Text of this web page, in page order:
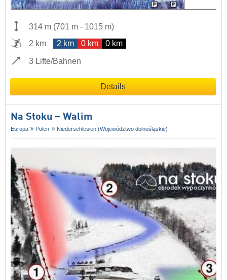
314 m (701 m - 1015 m)
2 km
2 km 0 km 0 km
3 Lifte/Bahnen
Details
Na Stoku – Walim
Europa Polen Niederschlesien (Województwo dolnośląskie)